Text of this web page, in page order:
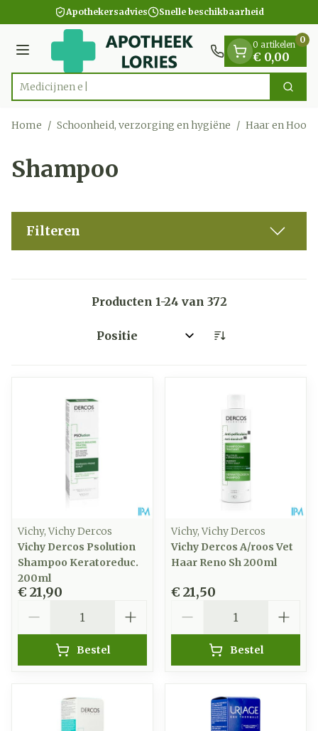
Ga naar de inhoudApothekersadvies Snelle beschikbaarheid
Menu
Product, merk, categorie... Zoek
0 artikelen
€ 0,00
0
Home / Schoonheid, verzorging en hygiëne / Haar en Hoofd
Shampoo
Filteren
Producten 1-24 van 372
Sorteer op:
Vichy, Vichy Dercos
Vichy Dercos Psolution
Shampoo Keratoreduc.
200ml
€ 21,90
Bestel
Vichy, Vichy Dercos
Vichy Dercos A/roos Vet
Haar Reno Sh 200ml
€ 21,50
Bestel